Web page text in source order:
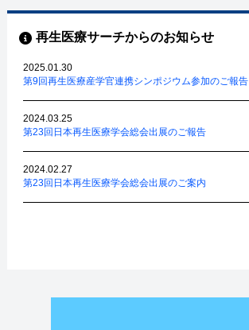
再生医療サーチからのお知らせ
2025.01.30
第9回再生医療産学官連携シンポジウム参加のご報告
2024.03.25
第23回日本再生医療学会総会出展のご報告
2024.02.27
第23回日本再生医療学会総会出展のご案内